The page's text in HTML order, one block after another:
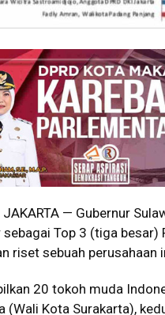
JAKARTA — Gubernur
Top 3 (tiga
riset sebuah
20 tokoh muda
(Wali Kota Surakarta),